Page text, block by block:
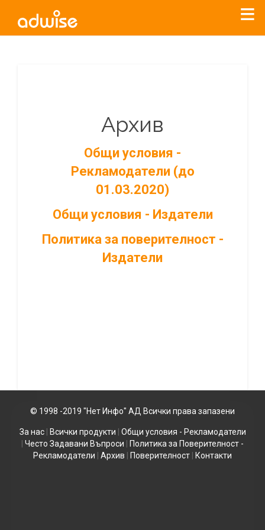
Архив
Общи условия -
Рекламодатели (до
01.03.2020)
Общи условия - Издатели
Политика за поверителност -
Издатели
© 1998 -2019 "Нет Инфо" АД Всички права запазени
За нас| Всички продукти
Общи условия - Рекламодатели
Често Задавани Въпроси
Политика за Поверителност -
Рекламодатели
Архив Поверителност Контакти